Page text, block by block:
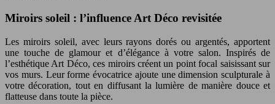
Miroirs soleil : l’influence Art Déco revisitée
Les miroirs soleil, avec leurs rayons dorés ou argentés, apportent
une touche de glamour et d’élégance à votre salon. Inspirés de
l’esthétique Art Déco, ces miroirs créent un point focal saisissant sur
vos murs. Leur forme évocatrice ajoute une dimension sculpturale à
votre décoration, tout en diffusant la lumière de manière douce et
flatteuse dans toute la pièce.